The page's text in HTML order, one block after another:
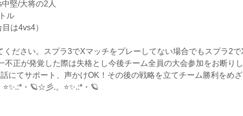
堅/大将の2人
ル
は4vs4）
ださい。スプラ3でXマッチをプレーしてない場合でもスプラ2
不正が発覚した際は失格とし今後チーム全員の大会参加をお断りし
にてサポート、声かけOK！その後の戦略を立てチーム勝利をめざ
・🪐☆彡.。⭐✨.:*・🪐